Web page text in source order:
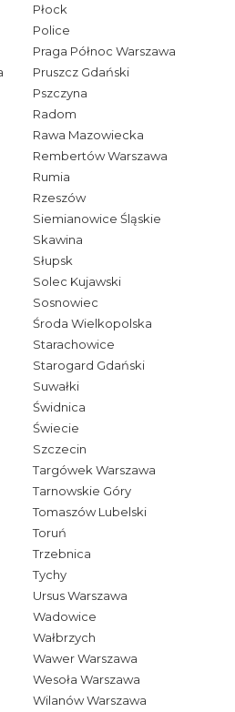
Płock
Police
Praga Północ Warszawa
Pruszcz Gdański
Pszczyna
Radom
Rawa Mazowiecka
Rembertów Warszawa
Rumia
Rzeszów
Siemianowice Śląskie
Skawina
Słupsk
Solec Kujawski
Sosnowiec
Środa Wielkopolska
Starachowice
Starogard Gdański
Suwałki
Świdnica
Świecie
Szczecin
Targówek Warszawa
Tarnowskie Góry
Tomaszów Lubelski
Toruń
Trzebnica
Tychy
Ursus Warszawa
Wadowice
Wałbrzych
Wawer Warszawa
Wesoła Warszawa
Wilanów Warszawa